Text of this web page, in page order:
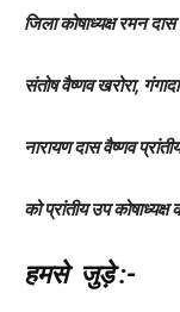
जिला कोषाध्यक्ष रमन
संतोष वैष्णव खरोरा,
नारायण दास वैष्णव
को प्रांतीय उप कोषाध्यक्ष
हमसे जुड़े:-